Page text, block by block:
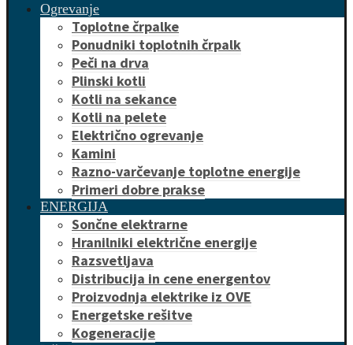
Ogrevanje
Toplotne črpalke
Ponudniki toplotnih črpalk
Peči na drva
Plinski kotli
Kotli na sekance
Kotli na pelete
Električno ogrevanje
Kamini
Razno-varčevanje toplotne energije
Primeri dobre prakse
ENERGIJA
Sončne elektrarne
Hranilniki električne energije
Razsvetljava
Distribucija in cene energentov
Proizvodnja elektrike iz OVE
Energetske rešitve
Kogeneracije